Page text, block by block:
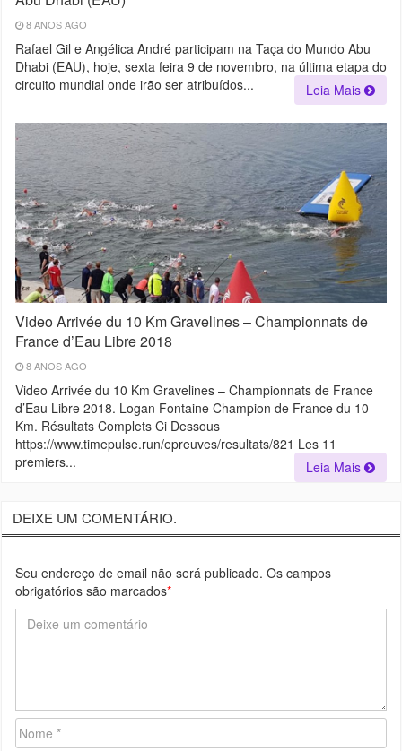
8 ANOS AGO
Rafael Gil e Angélica André participam na Taça do Mundo Abu
Dhabi (EAU), hoje, sexta feira 9 de novembro, na última etapa do
circuito mundial onde irão ser atribuídos...
Leia Mais
Video Arrivée du 10 Km Gravelines – Championnats de
France d’Eau Libre 2018
8 ANOS AGO
Video Arrivée du 10 Km Gravelines – Championnats de France
d’Eau Libre 2018. Logan Fontaine Champion de France du 10
Km. Résultats Complets Ci Dessous
https://www.timepulse.run/epreuves/resultats/821 Les 11
premiers...
Leia Mais
DEIXE UM COMENTÁRIO.
Seu endereço de email não será publicado. Os campos
obrigatórios são marcados*